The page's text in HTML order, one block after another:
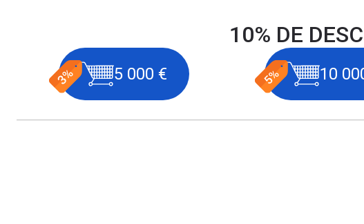
10% DE
5 000 € 10